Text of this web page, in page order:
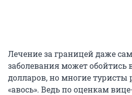
Лечение за границей даже
заболевания может обойтись
долларов, но многие
«авось». Ведь по оценкам